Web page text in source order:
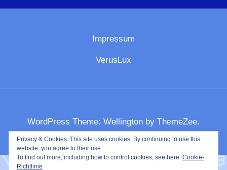
Impressum
VerusLux
WordPress Theme: Wellington by ThemeZee.
Privacy & Cookies: This site uses cookies. By continuing to use this
website, you agree to their use.
To find out more, including how to control cookies, see here: Cookie-
Richtlinie